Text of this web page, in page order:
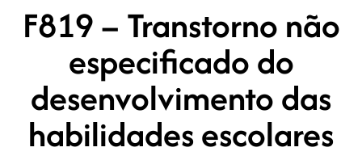
F819 – Transtorno não
especificado do
desenvolvimento das
habilidades escolares